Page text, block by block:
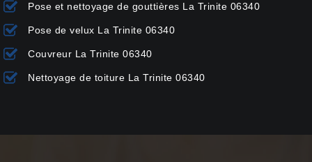
Pose et nettoyage de gouttières La Trinite 06340
Pose de velux La Trinite 06340
Couvreur La Trinite 06340
Nettoyage de toiture La Trinite 06340